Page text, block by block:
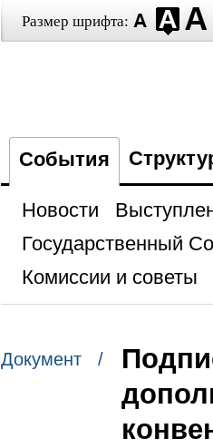
Размер шрифта:
События
Новости
Государственный
Комиссии и советы
Документ /